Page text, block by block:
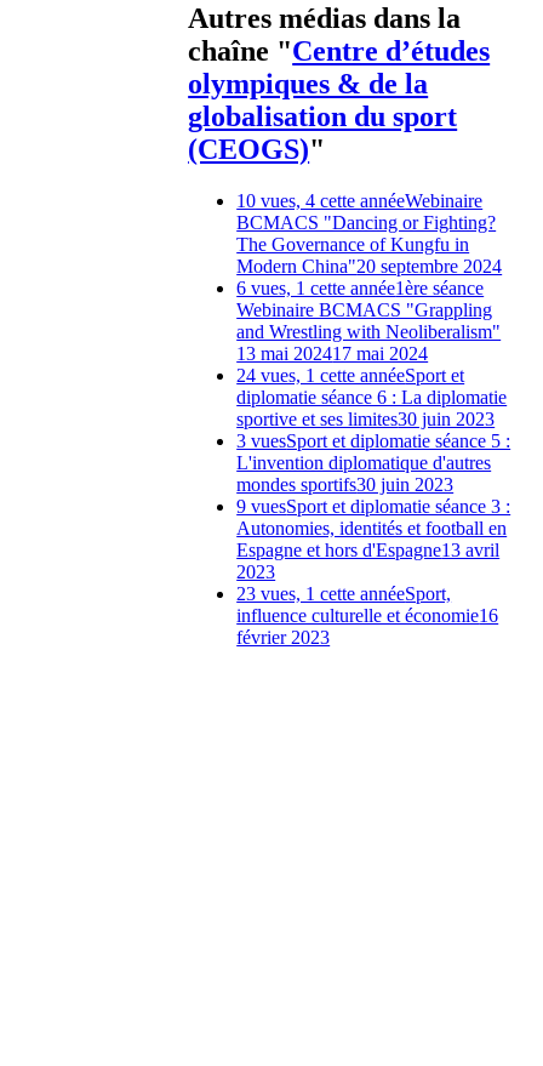
Autres médias dans la
chaîne "Centre d’études
olympiques & de la
globalisation du sport
(CEOGS)"
10 vues, 4 cette annéeWebinaire
BCMACS "Dancing or Fighting?
The Governance of Kungfu in
Modern China"20 septembre 2024
6 vues, 1 cette année1ère séance
Webinaire BCMACS "Grappling
and Wrestling with Neoliberalism"
13 mai 202417 mai 2024
24 vues, 1 cette annéeSport et
diplomatie séance 6 : La diplomatie
sportive et ses limites30 juin 2023
3 vuesSport et diplomatie séance 5 :
L'invention diplomatique d'autres
mondes sportifs30 juin 2023
9 vuesSport et diplomatie séance 3 :
Autonomies, identités et football en
Espagne et hors d'Espagne13 avril
2023
23 vues, 1 cette annéeSport,
influence culturelle et économie16
février 2023